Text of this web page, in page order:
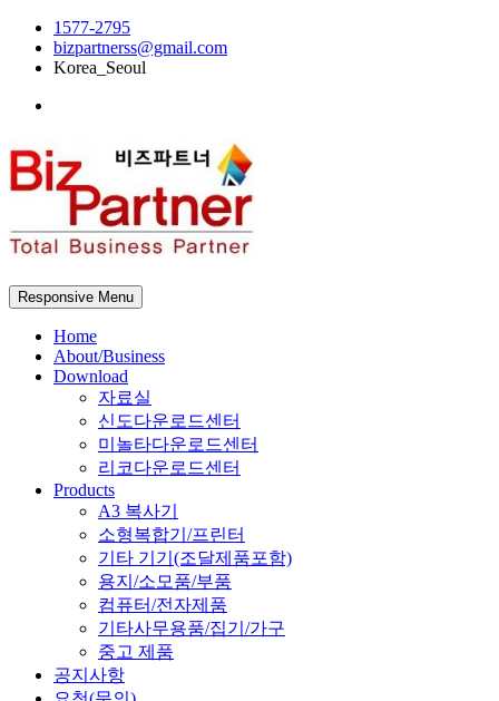
1577-2795
bizpartnerss@gmail.com
Korea_Seoul
Responsive Menu
Home
About/Business
Download
자료실
신도다운로드센터
미놀타다운로드센터
리코다운로드센터
Products
A3 복사기
소형복합기/프린터
기타 기기(조달제품포함)
용지/소모품/부품
컴퓨터/전자제품
기타사무용품/집기/가구
중고 제품
공지사항